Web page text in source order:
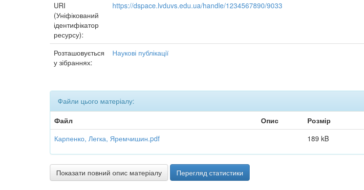
URI
(Уніфікований
ідентифікатор
ресурсу):
https://dspace.lvduvs.edu.ua/handle/1234567890/9033
Розташовується
у зібраннях:
Наукові публікації
Файли цього матеріалу:
Файл
Опис Розмір
Карпенко, Легка, Яремчишин.pdf
189 kB
Показати повний опис матеріалу Перегляд статистики